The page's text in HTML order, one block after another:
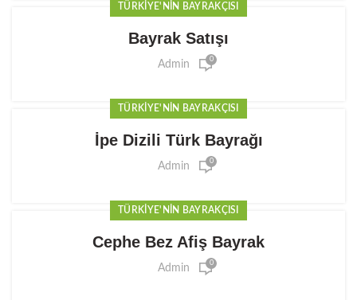
TÜRKIYE'NIN BAYRAKÇISI
Bayrak Satışı
Admin 0
TÜRKIYE'NIN BAYRAKÇISI
İpe Dizili Türk Bayrağı
Admin 0
TÜRKIYE'NIN BAYRAKÇISI
Cephe Bez Afiş Bayrak
Admin 0